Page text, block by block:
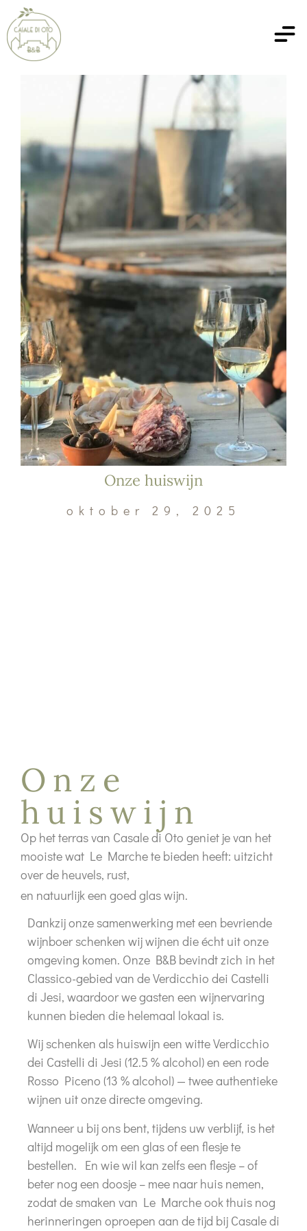
Onze huiswijn
oktober 29, 2025
Onze
huiswijn
Op het terras van Casale di Oto geniet je van het
mooiste wat Le Marche te bieden heeft: uitzicht
over de heuvels, rust,
en natuurlijk een goed glas wijn.
Dankzij onze samenwerking met een bevriende
wijnboer schenken wij wijnen die écht uit onze
omgeving komen. Onze B&B bevindt zich in het
Classico-gebied van de Verdicchio dei Castelli
di Jesi, waardoor we gasten een wijnervaring
kunnen bieden die helemaal lokaal is.
Wij schenken als huiswijn een witteVerdicchio
dei Castelli di Jesi (12.5 % alcohol) en een rode
Rosso Piceno (13 % alcohol) — twee authentieke
wijnen uit onze directe omgeving.
Wanneer u bij ons bent, tijdens uw verblijf, is het
altijd mogelijk om een glas of een flesje te
bestellen. En wie wil kan zelfs een flesje – of
beter nog een doosje – mee naar huis nemen,
zodat de smaken van Le Marche ook thuis nog
herinneringen oproepen aan de tijd bij Casale di